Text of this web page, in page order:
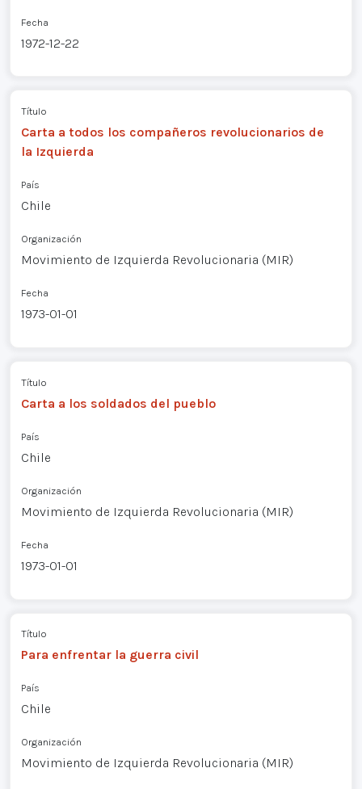
Fecha
1972-12-22
Título
Carta a todos los compañeros revolucionarios de
la Izquierda
País
Chile
Organización
Movimiento de Izquierda Revolucionaria (MIR)
Fecha
1973-01-01
Título
Carta a los soldados del pueblo
País
Chile
Organización
Movimiento de Izquierda Revolucionaria (MIR)
Fecha
1973-01-01
Título
Para enfrentar la guerra civil
País
Chile
Organización
Movimiento de Izquierda Revolucionaria (MIR)